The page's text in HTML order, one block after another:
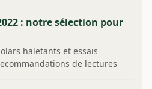
: notre sélection pour
haletants et essais
de lectures